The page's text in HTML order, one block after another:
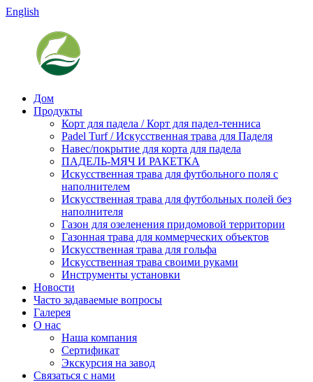
English
Дом
Продукты
Корт для падела / Корт для падел-тенниса
Padel Turf / Искусственная трава для Паделя
Навес/покрытие для корта для падела
ПАДЕЛЬ-МЯЧ И РАКЕТКА
Искусственная трава для футбольного поля с
наполнителем
Искусственная трава для футбольных полей без
наполнителя
Газон для озеленения придомовой территории
Газонная трава для коммерческих объектов
Искусственная трава для гольфа
Искусственная трава своими руками
Инструменты установки
Новости
Часто задаваемые вопросы
Галерея
О нас
Наша компания
Сертификат
Экскурсия на завод
Связаться с нами